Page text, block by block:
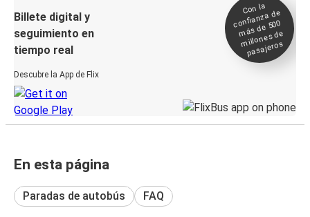
Billete digital y
seguimiento en
tiempo real
Descubre la App de Flix
Con la
confianza de
más de 500
millones de
pasajeros
En esta página
Paradas de autobús FAQ